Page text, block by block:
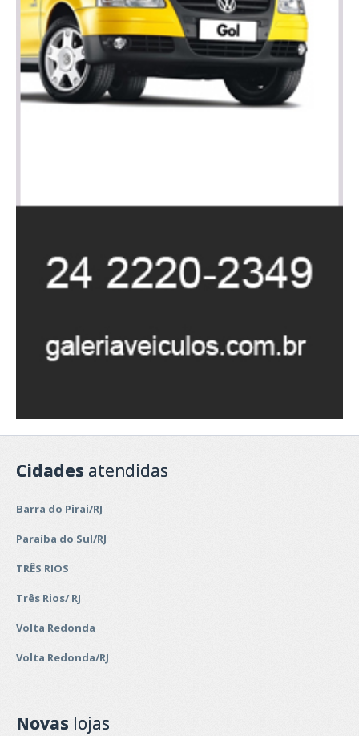
Cidades atendidas
Barra do Pirai/RJ
Paraíba do Sul/RJ
TRÊS RIOS
Três Rios/ RJ
Volta Redonda
Volta Redonda/RJ
Novas lojas